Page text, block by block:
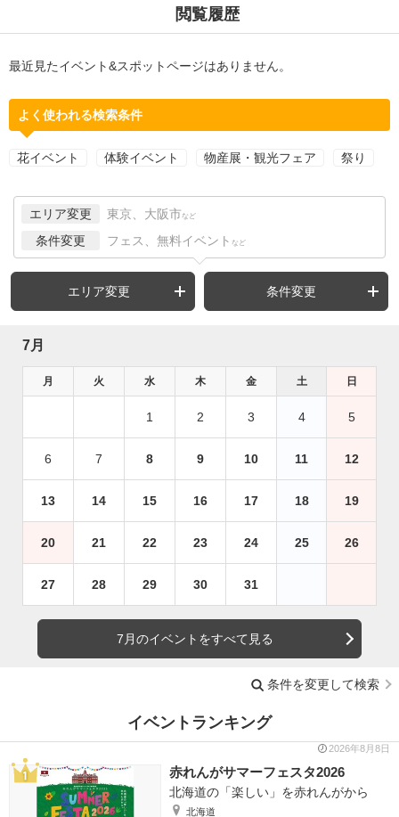
閲覧履歴
最近見たイベント&スポットページはありません。
よく使われる検索条件
花イベント 体験イベント 物産展・観光フェア 祭り
エリア変更 東京、大阪市 など
条件変更 フェス、無料イベント など
エリア変更 条件変更
7月
月 火 水 木 金 土 日
1 2 3 4 5
6 7 8 9 10 11 12
13 14 15 16 17 18 19
20 21 22 23 24 25 26
27 28 29 30 31
7月のイベントをすべて見る
条件を変更して検索
イベントランキング
2026年8月8日
赤れんがサマーフェスタ2026
北海道の「楽しい」を赤れんがから
北海道